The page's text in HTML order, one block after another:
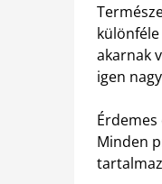
akarnak
igen
Minden